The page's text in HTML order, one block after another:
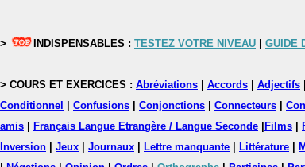
> INDISPENSABLES : TESTEZ VOTRE NIVEAU GUIDE
> COURS ET EXERCICES : Abréviations Accords Adjectifs
Conditionnel
Confusions Conjonctions Connecteurs
amis
Français Langue Etrangère / Langue Seconde Films
Inversion
Jeux Journaux Lettre manquante Littérature